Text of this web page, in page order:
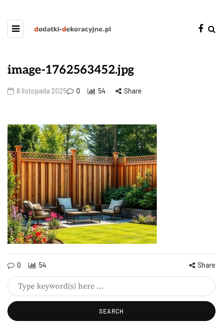
image-1762563452.jpg
8 listopada 2025 0 54 Share
0 54 Share